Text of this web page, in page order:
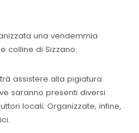
una vendemmia
colline di Sizzano.
assistere alla pigiatura
saranno presenti diversi
locali; Organizzate, infine,